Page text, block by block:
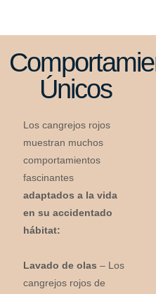
Únicos
Los cangrejos rojos
muestran muchos
comportamientos
fascinantes
adaptados a la vida
en su accidentado
hábitat:
Lavado de olas – Los
cangrejos rojos de